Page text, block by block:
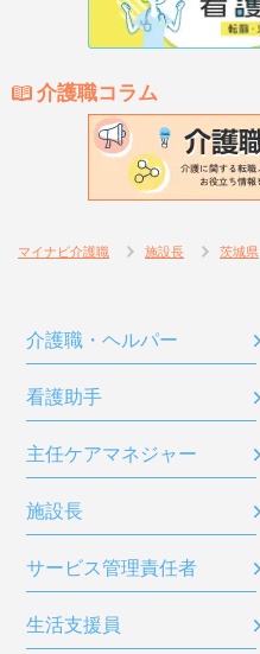
介護職コラム
マイナビ介護職 施設長 茨城県
介護職・ヘルパー
看護助手
主任ケアマネジャー
施設長
サービス管理責任者
生活支援員